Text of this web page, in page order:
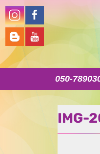
050-
IMG-